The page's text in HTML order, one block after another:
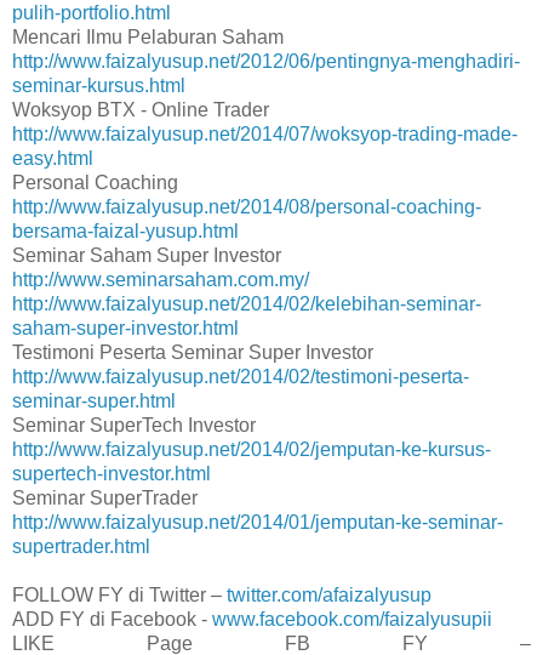
pulih-portfolio.html
Mencari Ilmu Pelaburan Saham
http://www.faizalyusup.net/2012/06/pentingnya-menghadiri-
seminar-kursus.html
Woksyop BTX - Online Trader
http://www.faizalyusup.net/2014/07/woksyop-trading-made-
easy.html
Personal Coaching
http://www.faizalyusup.net/2014/08/personal-coaching-
bersama-faizal-yusup.html
Seminar Saham Super Investor
http://www.seminarsaham.com.my/
http://www.faizalyusup.net/2014/02/kelebihan-seminar-
saham-super-investor.html
Testimoni Peserta Seminar Super Investor
http://www.faizalyusup.net/2014/02/testimoni-peserta-
seminar-super.html
Seminar SuperTech Investor
http://www.faizalyusup.net/2014/02/jemputan-ke-kursus-
supertech-investor.html
Seminar SuperTrader
http://www.faizalyusup.net/2014/01/jemputan-ke-seminar-
supertrader.html
FOLLOW FY di Twitter – twitter.com/afaizalyusup
ADD FY di Facebook - www.facebook.com/faizalyusupii
LIKE Page FB FY –